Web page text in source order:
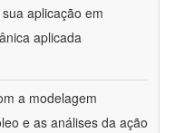
aplicação em
aplicada
a modelagem
e as análises da ação